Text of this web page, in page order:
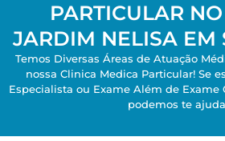
PARTICULAR
JARDIM NELISA EM
Temos Diversas Áreas de Atuação
nossa Clinica Medica Particular! Se
Especialista ou Exame Além de
podemos te